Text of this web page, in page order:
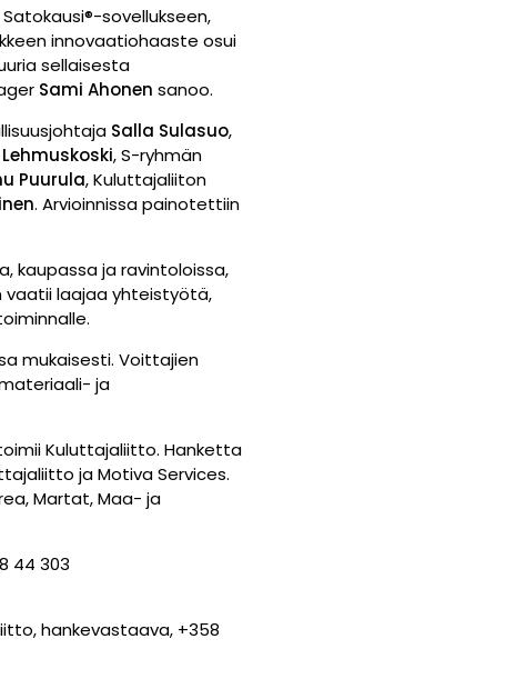
sovellukseen,
innovaatiohaaste osui
sellaisesta
Sami Ahonen sanoo.
Salla Sulasuo,
, S-ryhmän
Puurula, Kuluttajaliiton
. Arvioinnissa painotettiin
kaupassa ja ravintoloissa,
vaatii laajaa yhteistyötä,
mukaisesti. Voittajien
ja
Kuluttajaliitto. Hanketta
ja Motiva Services.
Martat, Maa- ja
44 303
hankevastaava, +358